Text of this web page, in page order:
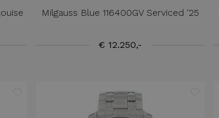
Milgauss Blue 116400GV Serviced '25
€ 12.250,-